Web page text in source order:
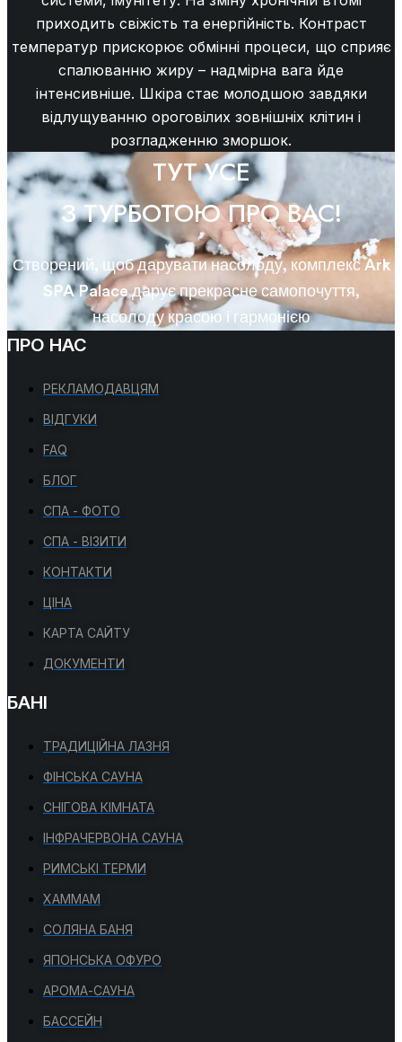
приходить свіжість та енергійність. Контраст
температур прискорює обмінні процеси, що сприяє
спалюванню жиру – надмірна вага йде
інтенсивніше. Шкіра стає молодшою завдяки
відлущуванню ороговілих зовнішніх клітин і
розгладженню зморшок.
ТУТ УСЕ
З ТУРБОТОЮ ПРО ВАС!
Створений, щоб дарувати насолоду, комплекс Ark
SPA Palace дарує прекрасне самопочуття,
насолоду красою і гармонією
ПРО НАС
РЕКЛАМОДАВЦЯМ
ВІДГУКИ
FAQ
БЛОГ
СПА - ФОТО
СПА - ВІЗИТИ
КОНТАКТИ
ЦІНА
КАРТА САЙТУ
ДОКУМЕНТИ
БАНІ
ТРАДИЦІЙНА ЛАЗНЯ
ФІНСЬКА САУНА
СНІГОВА КІМНАТА
ІНФРАЧЕРВОНА САУНА
РИМСЬКІ ТЕРМИ
ХАММАМ
СОЛЯНА БАНЯ
ЯПОНСЬКА ОФУРО
АРОМА-САУНА
БАССЕЙН